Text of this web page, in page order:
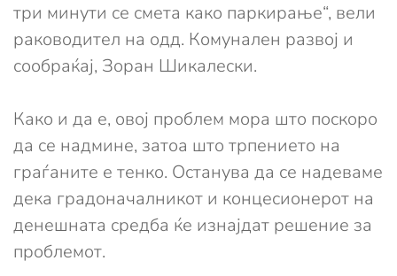
три минути се смета како паркирање“, вели
раководител на одд. Комунален развој и
сообраќај, Зоран Шикалески.
Како и да е, овој проблем мора што поскоро
да се надмине, затоа што трпението на
граѓаните е тенко. Останува да се надеваме
дека градоначалникот и концесионерот на
денешната средба ќе изнајдат решение за
проблемот.